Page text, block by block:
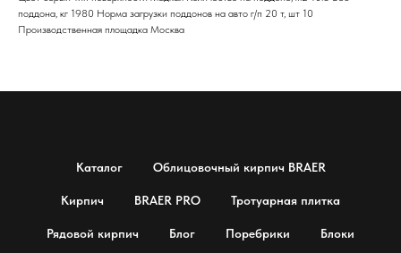
поддона, кг 1980 Норма загрузки поддонов на авто г/п 20 т, шт 10
Производственная площадка Москва
Каталог Облицовочный кирпич BRAER
Кирпич BRAER PRO Тротуарная плитка
Рядовой кирпич Блог Поребрики Блоки